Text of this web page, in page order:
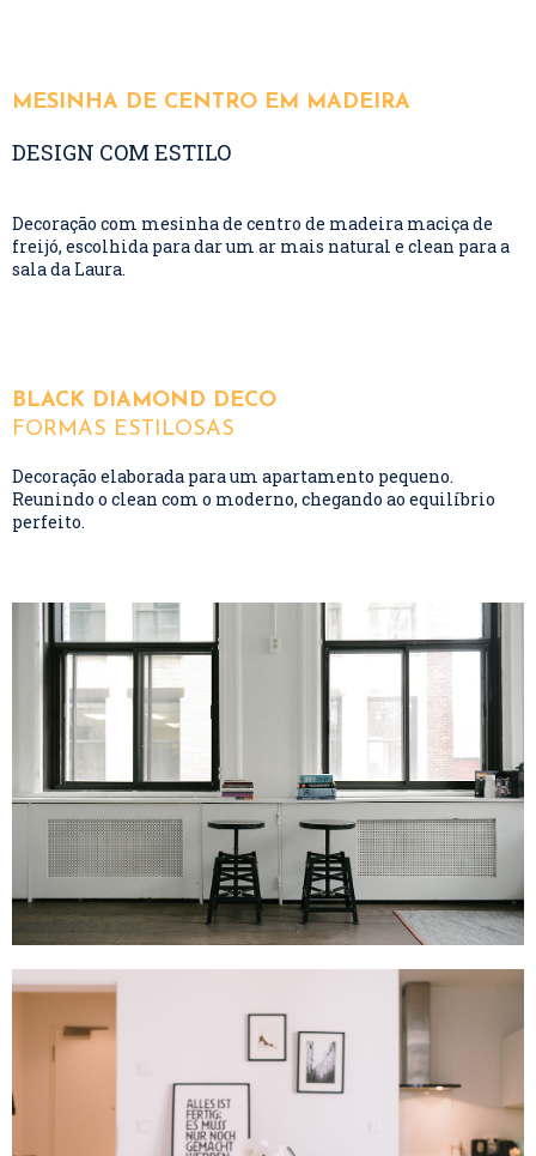
MESINHA DE CENTRO EM MADEIRA
DESIGN COM ESTILO
Decoração com mesinha de centro de madeira maciça de
freijó, escolhida para dar um ar mais natural e clean para a
sala da Laura.
BLACK DIAMOND DECO
FORMAS ESTILOSAS
Decoração elaborada para um apartamento pequeno.
Reunindo o clean com o moderno, chegando ao equilíbrio
perfeito.